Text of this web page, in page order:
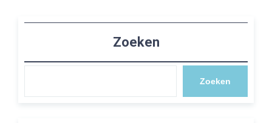
Zoeken
Zoeken